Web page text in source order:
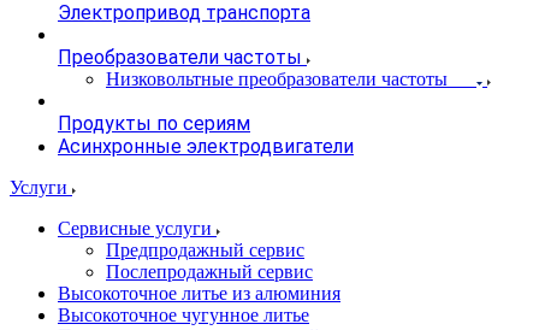
Электропривод транспорта
Преобразователи частоты
Низковольтные преобразователи частоты
Продукты по сериям
Асинхронные электродвигатели
Услуги
Сервисные услуги
Предпродажный сервис
Послепродажный сервис
Высокоточное литье из алюминия
Высокоточное чугунное литье